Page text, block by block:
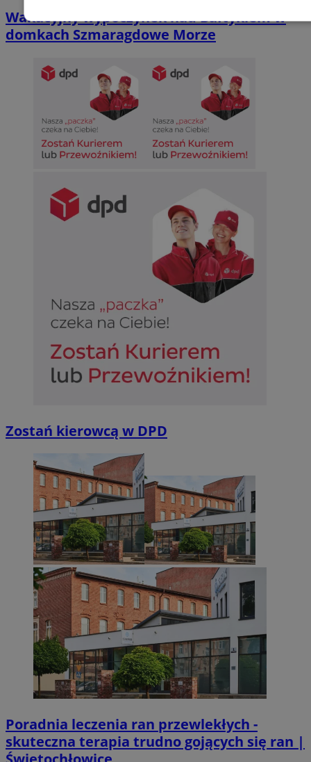
Wakacyjny wypoczynek nad Bałtykiem w
domkach Szmaragdowe Morze
Zostań kierowcą w DPD
Poradnia leczenia ran przewlekłych -
skuteczna terapia trudno gojących się ran |
Niezbędne Wydajność
Niesklasyfikowane
Niezbędne pliki cookie umożliwiają korzystanie z podstawowych
takich jak logowanie użytkownika i zarządzanie kontem. Bez
można prawidłowo korzystać ze strony internetowej.
Provider /
Domena
sosnowiecki.pl
QeSessID
MvSessID sosnowiecki.pl
VISITOR_PRIVACY_METADATA
YouTube
.youtube.com